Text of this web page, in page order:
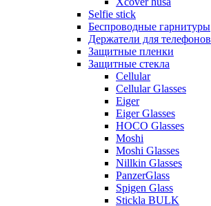
Selfie stick
Беспроводные гарнитуры
Держатели для телефонов
Защитные пленки
Защитные стекла
Cellular
Cellular Glasses
Eiger
Eiger Glasses
HOCO Glasses
Moshi
Moshi Glasses
Nillkin Glasses
PanzerGlass
Spigen Glass
Stickla BULK